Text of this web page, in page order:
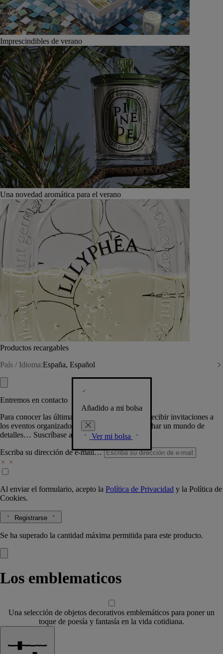
Imprescindibles de verano
Una novedad aromática para el verano
Productos recargables
País / Idioma:España, Español
Añadido a mi bolsa
Ver mi bolsa
Entremos en contacto
Para conocer las últimas creaciones de la Casa, recibir invitaciones a
los eventos organizados por Diptyque y aprovechar un mundo de
detalles… Suscríbase a nuestra newsletter.
Escriba su dirección de e-mail…
Al enviar el formulario, acepto la Política de Privacidad y la Política de
Cookies.
Registrarse
Se ha superado la cantidad máxima permitida para este producto.
Los emblematicos
Una selección de objetos decorativos emblemáticos para poner un
toque de poesía y fantasía en la vida cotidiana.